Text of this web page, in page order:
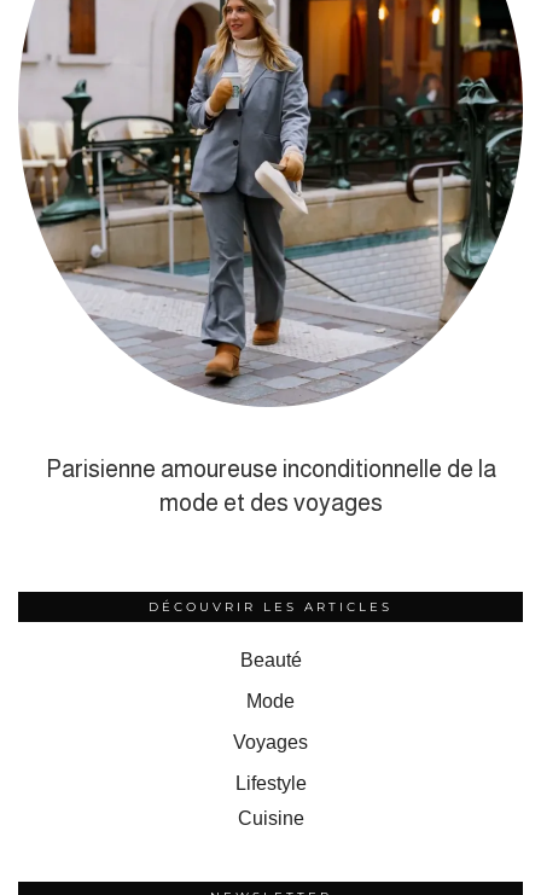
Parisienne amoureuse inconditionnelle de la
mode et des voyages
DÉCOUVRIR LES ARTICLES
Beauté
Mode
Voyages
Lifestyle
Cuisine